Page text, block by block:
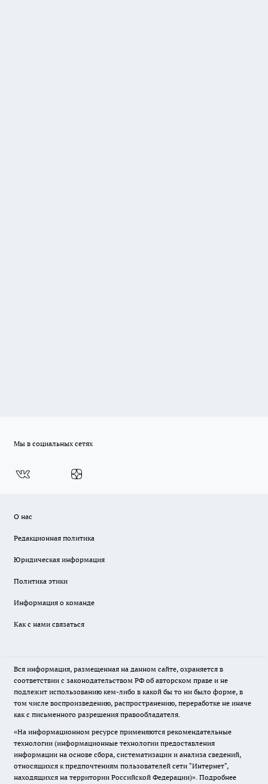
Мы в социальных сетях
О нас
Редакционная политика
Юридическая информация
Политика этики
Информация о команде
Как с нами связаться
Вся информация, размещенная на данном сайте, охраняется в
соответствии с законодательством РФ об авторском праве и не
подлежит использованию кем-либо в какой бы то ни было форме, в
том числе воспроизведению, распространению, переработке не иначе
как с письменного разрешения правообладателя.
«На информационном ресурсе применяются рекомендательные
технологии (информационные технологии предоставления
информации на основе сбора, систематизации и анализа сведений,
относящихся к предпочтениям пользователей сети "Интернет",
находящихся на территории Российской Федерации)». Подробнее